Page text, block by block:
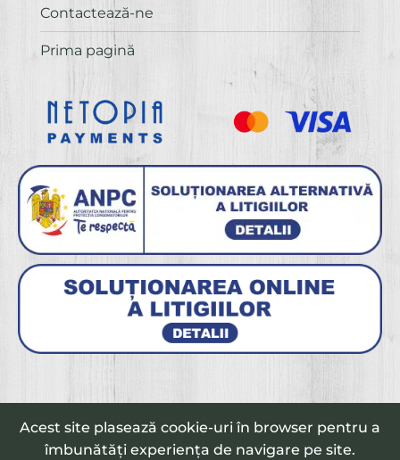
Contactează-ne
Prima pagină
© 2026 - clinicanutricare.ro Toate drepturile sunt rezervate.
Acest site plasează cookie-uri în browser pentru a
îmbunătăți experiența de navigare pe site.